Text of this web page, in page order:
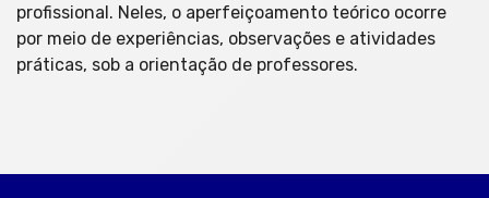
profissional. Neles, o aperfeiçoamento teórico ocorre
por meio de experiências, observações e atividades
práticas, sob a orientação de professores.